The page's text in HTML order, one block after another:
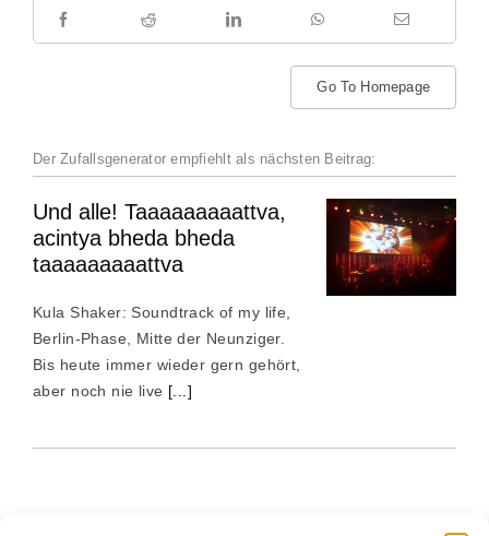
Go To Homepage
Der Zufallsgenerator empfiehlt als nächsten Beitrag:
Und alle! Taaaaaaaaattva,
acintya bheda bheda
taaaaaaaaattva
Kula Shaker: Soundtrack of my life,
Berlin-Phase, Mitte der Neunziger.
Bis heute immer wieder gern gehört,
aber noch nie live [...]